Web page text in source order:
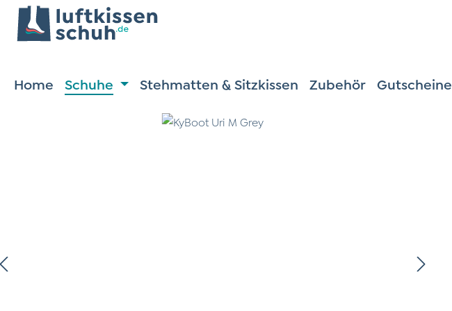
Hauptinhalt springen
Zur Suche springen
Zur Hauptnavigation springen
Home Schuhe Stehmatten & Sitzkissen Zubehör Gutscheine